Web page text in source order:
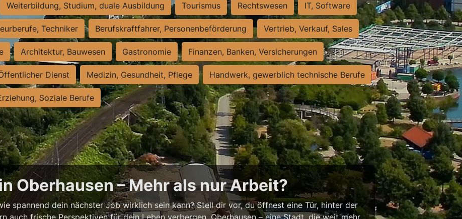
Weiterbildung, Studium, duale Ausbildung Tourismus Rechtswesen IT, Software
Techniker Berufskraftfahrer, Personenbeförderung Vertrieb, Verkauf, Sales
Architektur, Bauwesen Gastronomie Finanzen, Banken, Versicherungen
Dienst Medizin, Gesundheit, Pflege Handwerk, gewerblich technische Berufe
Soziale Berufe
Oberhausen – Mehr als nur Arbeit?
spannend dein nächster Job wirklich sein kann? Stell dir vor, du öffnest eine Tür, hinter der